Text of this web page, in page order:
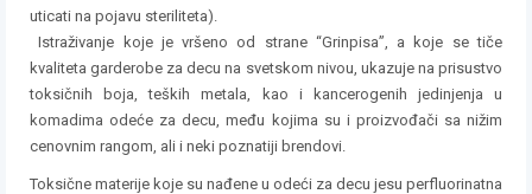
uticati na pojavu steriliteta).
Istraživanje koje je vršeno od strane “Grinpisa”, a koje se tiče
kvaliteta garderobe za decu na svetskom nivou, ukazuje na prisustvo
toksičnih boja, teških metala, kao i kancerogenih jedinjenja u
komadima odeće za decu, među kojima su i proizvođači sa nižim
cenovnim rangom, ali i neki poznatiji brendovi.
Toksične materije koje su nađene u odeći za decu jesu perfluorinatna